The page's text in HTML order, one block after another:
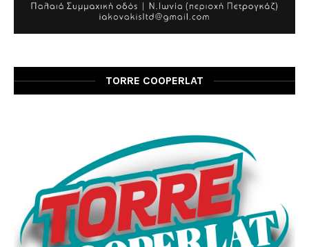
TORRE COOPERLAT